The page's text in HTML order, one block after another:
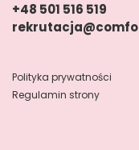
+48 501 516 519
Polityka prywatności
Regulamin strony